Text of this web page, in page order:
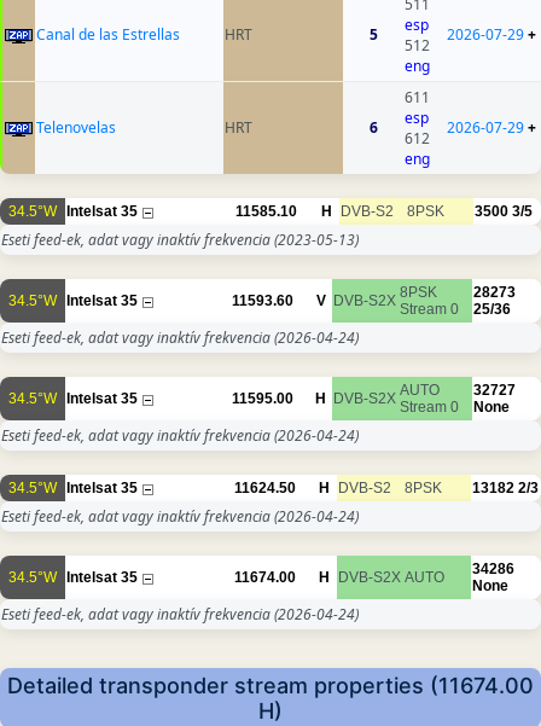
Canal de las Estrellas HRT 5
511
esp
512
eng
2026-07-29+
Telenovelas HRT 6
611
esp
612
eng
2026-07-29+
34.5°W Intelsat 35 11585.10 H DVB-S2 8PSK 3500 3/5
Eseti feed-ek, adat vagy inaktív frekvencia(2023-05-13)
34.5°W Intelsat 35 11593.60 V DVB-S2X 8PSK
Stream 0
28273
25/36
Eseti feed-ek, adat vagy inaktív frekvencia(2026-04-24)
34.5°W Intelsat 35 11595.00 H DVB-S2X AUTO
Stream 0
32727
None
Eseti feed-ek, adat vagy inaktív frekvencia(2026-04-24)
34.5°W Intelsat 35 11624.50 H DVB-S2 8PSK 13182 2/3
Eseti feed-ek, adat vagy inaktív frekvencia(2026-04-24)
34.5°W Intelsat 35 11674.00 H DVB-S2X AUTO
34286
None
Eseti feed-ek, adat vagy inaktív frekvencia(2026-04-24)
Detailed transponder stream properties (11674.00
H)